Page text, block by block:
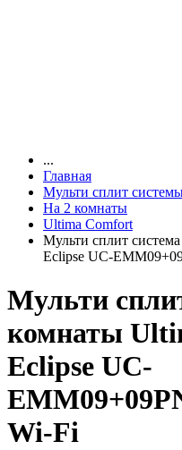
...
Главная
Мульти сплит
На 2 комнаты
Ultima Comfort
Мульти сплит
Eclipse UC-
Мульти
комнаты
Eclipse UC-
Wi-Fi